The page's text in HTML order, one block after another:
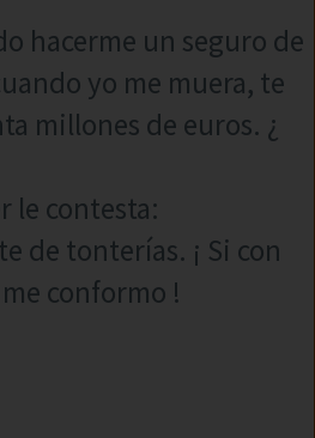
hacerme un seguro de
yo me muera, te
millones de euros. ¿
le contesta:
de tonterías. ¡ Si con
conformo !